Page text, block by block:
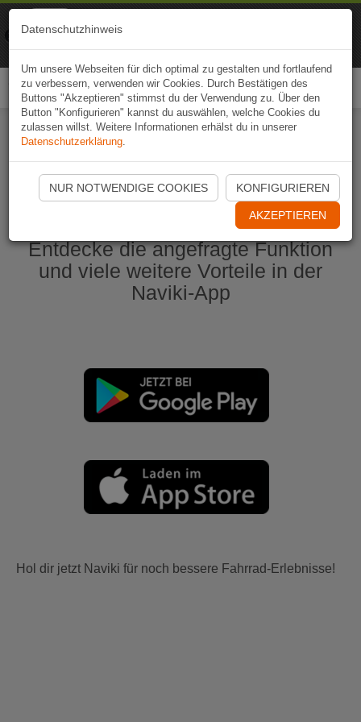
Naviki App jetzt öffnen
Entdecke die angefragte Funktion
und viele weitere Vorteile in der
Naviki-App
Hol dir jetzt Naviki für noch bessere Fahrrad-Erlebnisse!
Datenschutzhinweis
Um unsere Webseiten für dich optimal zu gestalten und fortlaufend
zu verbessern, verwenden wir Cookies. Durch Bestätigen des
Buttons "Akzeptieren" stimmst du der Verwendung zu. Über den
Button "Konfigurieren" kannst du auswählen, welche Cookies du
zulassen willst. Weitere Informationen erhälst du in unserer
Datenschutzerklärung.
NUR NOTWENDIGE COOKIES KONFIGURIEREN
AKZEPTIEREN
Naviki